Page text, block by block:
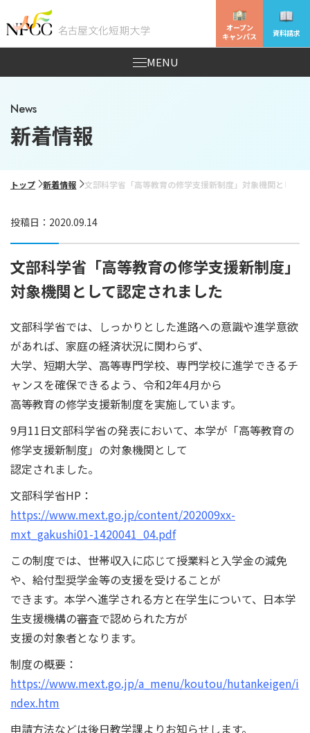
オープン
キャンパス
資料請求
MENU
News
新着情報
トップ 新着情報 文部科学省「高等教育の修学支援新制度」対象機関として
投稿日：2020.09.14
文部科学省「高等教育の修学支援新制度」
対象機関として認定されました
文部科学省では、しっかりとした進路への意識や進学意欲
があれば、家庭の経済状況に関わらず、
大学、短期大学、高等専門学校、専門学校に進学できるチ
ャンスを確保できるよう、令和2年4月から
高等教育の修学支援新制度を実施しています。
9月11日文部科学省の発表において、本学が「高等教育の
修学支援新制度」の対象機関として
認定されました。
文部科学省HP：
https://www.mext.go.jp/content/202009xx-
mxt_gakushi01-1420041_04.pdf
この制度では、世帯収入に応じて授業料と入学金の減免
や、給付型奨学金等の支援を受けることが
できます。本学へ進学される方と在学生について、日本学
生支援機構の審査で認められた方が
支援の対象者となります。
制度の概要：
https://www.mext.go.jp/a_menu/koutou/hutankeigen/i
ndex.htm
申請方法などは後日教学課よりお知らせします。